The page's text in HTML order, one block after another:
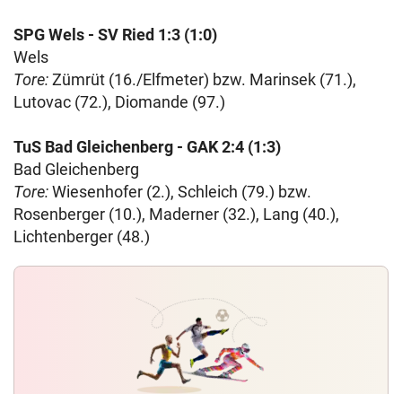
SPG Wels - SV Ried 1:3 (1:0)
Wels
Tore:Zümrüt (16./Elfmeter) bzw. Marinsek (71.),
Lutovac (72.), Diomande (97.)
TuS Bad Gleichenberg - GAK 2:4 (1:3)
Bad Gleichenberg
Tore:Wiesenhofer (2.), Schleich (79.) bzw.
Rosenberger (10.), Maderner (32.), Lang (40.),
Lichtenberger (48.)